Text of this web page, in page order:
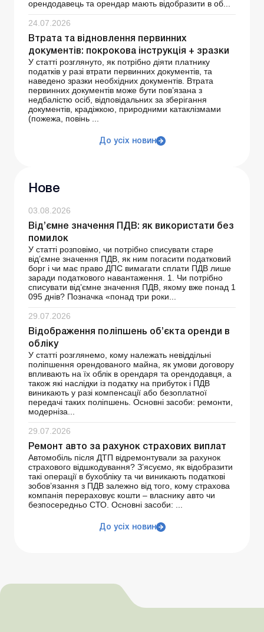
орендодавець та орендар мають відобразити в об...
24.07.2026
Втрата та відновлення первинних
документів: покрокова інструкція + зразки
У статті розглянуто, як потрібно діяти платнику
податків у разі втрати первинних документів, та
наведено зразки необхідних документів. Втрата
первинних документів може бути пов’язана з
недбалістю осіб, відповідальних за зберігання
документів, крадіжкою, природними катаклізмами
(пожежа, повінь ...
До усіх новин
Нове
03.08.2026
Від’ємне значення ПДВ: як використати без
помилок
У статті розповімо, чи потрібно списувати старе
від’ємне значення ПДВ, як ним погасити податковий
борг і чи має право ДПС вимагати сплати ПДВ лише
заради податкового навантаження. 1. Чи потрібно
списувати від’ємне значення ПДВ, якому вже понад 1
095 днів? Позначка «понад три роки...
29.07.2026
Відображення поліпшень об’єкта оренди в
обліку
У статті розглянемо, кому належать невіддільні
поліпшення орендованого майна, як умови договору
впливають на їх облік в орендаря та орендодавця, а
також які наслідки із податку на прибуток і ПДВ
виникають у разі компенсації або безоплатної
передачі таких поліпшень. Основні засоби: ремонти,
модерніза...
29.07.2026
Ремонт авто за рахунок страхових виплат
Автомобіль після ДТП відремонтували за рахунок
страхового відшкодування? З’ясуємо, як відобразити
такі операції в бухобліку та чи виникають податкові
зобов’язання з ПДВ залежно від того, кому страхова
компанія перераховує кошти – власнику авто чи
безпосередньо СТО. Основні засоби: ...
До усіх новин